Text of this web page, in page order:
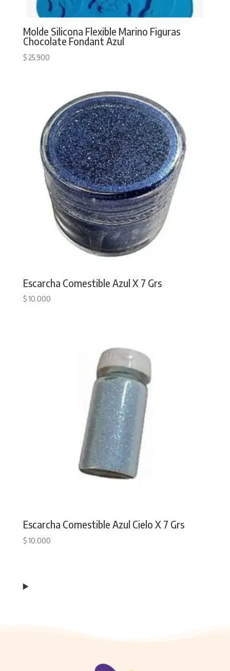
Molde Silicona Flexible Marino Figuras
Chocolate Fondant Azul
$25.900
Escarcha Comestible Azul X 7 Grs
$10.000
Escarcha Comestible Azul Cielo X 7 Grs
$10.000